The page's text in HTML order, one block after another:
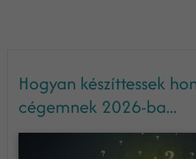
Hogyan készíttessek
cégemnek 2026-ba...